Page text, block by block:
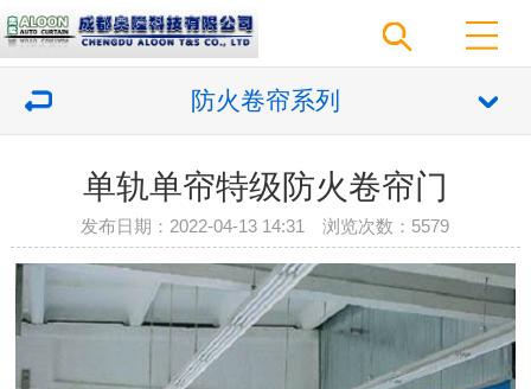
防火卷帘系列
单轨单帘特级防火卷帘门
发布日期：2022-04-13 14:31 浏览次数： 5579